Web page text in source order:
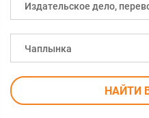
Издательское дело,
Чаплынка
НАЙТИ